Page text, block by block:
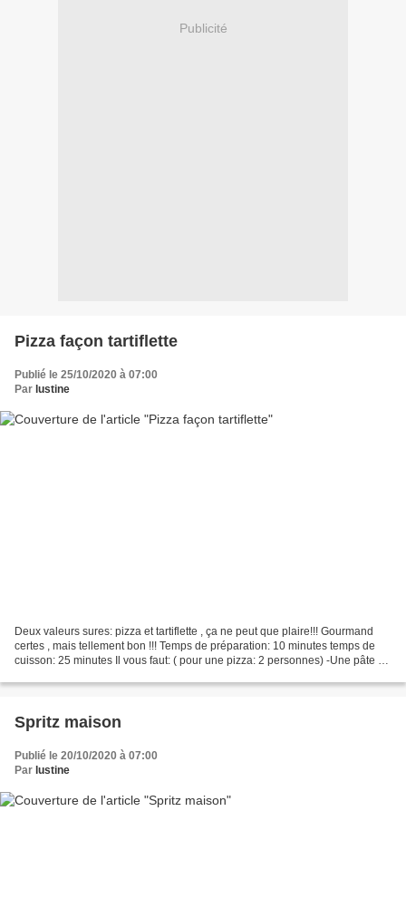
Publicité
Pizza façon tartiflette
Publié le 25/10/2020 à 07:00
Par lustine
Deux valeurs sures: pizza et tartiflette , ça ne peut que plaire!!! Gourmand
certes , mais tellement bon !!! Temps de préparation: 10 minutes temps de
cuisson: 25 minutes Il vous faut: ( pour une pizza: 2 personnes) -Une pâte à
Spritz maison
Publié le 20/10/2020 à 07:00
Par lustine